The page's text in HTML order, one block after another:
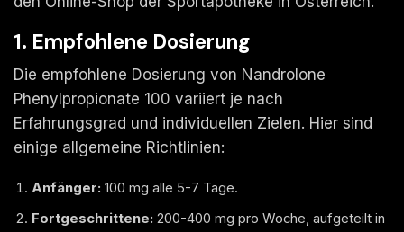
1. Empfohlene Dosierung
Die empfohlene Dosierung von Nandrolone
Phenylpropionate 100 variiert je nach
Erfahrungsgrad und individuellen Zielen. Hier sind
einige allgemeine Richtlinien:
Anfänger: 100 mg alle 5-7 Tage.
Fortgeschrittene: 200-400 mg pro Woche, aufgeteilt in